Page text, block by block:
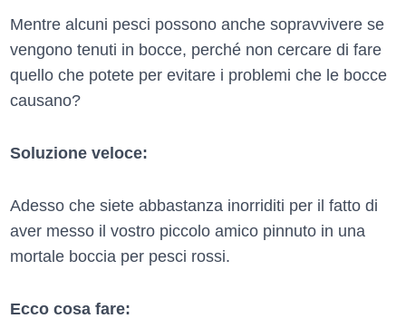
Mentre alcuni pesci possono anche sopravvivere se
vengono tenuti in bocce, perché non cercare di fare
quello che potete per evitare i problemi che le bocce
causano?
Soluzione veloce:
Adesso che siete abbastanza inorriditi per il fatto di
aver messo il vostro piccolo amico pinnuto in una
mortale boccia per pesci rossi.
Ecco cosa fare: